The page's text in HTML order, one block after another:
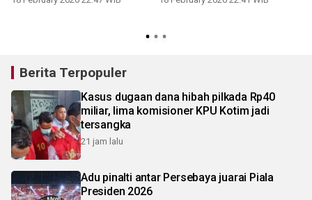
Berita Terpopuler
Kasus dugaan dana hibah pilkada Rp40
miliar, lima komisioner KPU Kotim jadi
tersangka
21 jam lalu
Adu pinalti antar Persebaya juarai Piala
Presiden 2026